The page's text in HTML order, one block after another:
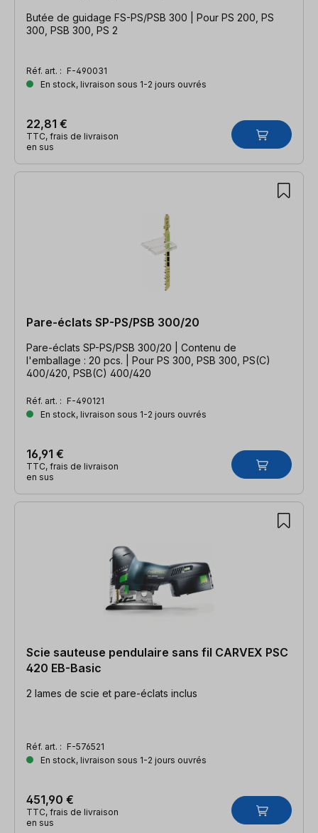
Butée de guidage FS-PS/PSB 300 | Pour PS 200, PS
300, PSB 300, PS 2
Réf. art. : F-490031
En stock, livraison sous 1-2 jours ouvrés
22,81 €
TTC, frais de livraison
en sus
Pare-éclats SP-PS/PSB 300/20
Pare-éclats SP-PS/PSB 300/20 | Contenu de
l'emballage : 20 pcs. | Pour PS 300, PSB 300, PS(C)
400/420, PSB(C) 400/420
Réf. art. : F-490121
En stock, livraison sous 1-2 jours ouvrés
16,91 €
TTC, frais de livraison
en sus
Scie sauteuse pendulaire sans fil CARVEX PSC
420 EB-Basic
2 lames de scie et pare-éclats inclus
Réf. art. : F-576521
En stock, livraison sous 1-2 jours ouvrés
451,90 €
TTC, frais de livraison
en sus